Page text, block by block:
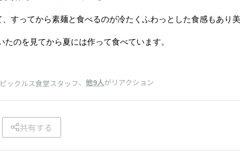
、すってから素麺と食べるのが冷たくふわっとした食感もあり
のを見てから夏には作って食べています。
ックルス食堂スタッフ、 他9人がリアクション
共有する